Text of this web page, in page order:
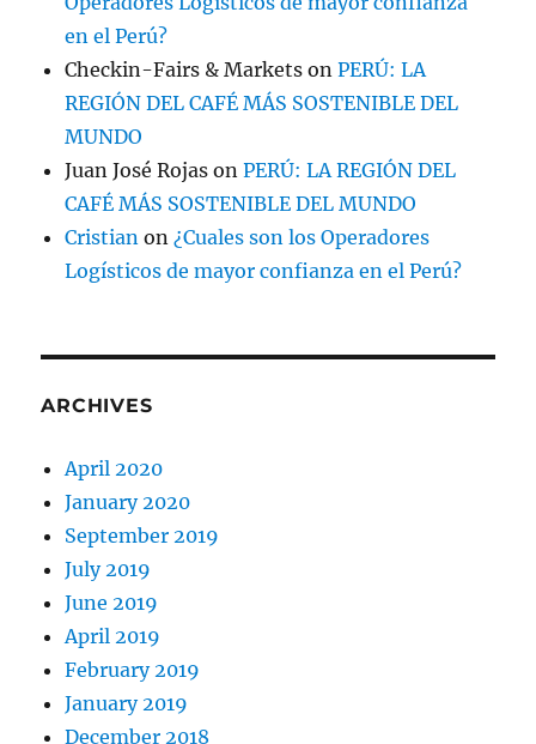
en el Perú?
Checkin-Fairs & Markets onPERÚ: LA
REGIÓN DEL CAFÉ MÁS SOSTENIBLE DEL
MUNDO
Juan José Rojas onPERÚ: LA REGIÓN DEL
CAFÉ MÁS SOSTENIBLE DEL MUNDO
Cristian on¿Cuales son los Operadores
Logísticos de mayor confianza en el Perú?
ARCHIVES
April 2020
January 2020
September 2019
July 2019
June 2019
April 2019
February 2019
January 2019
December 2018